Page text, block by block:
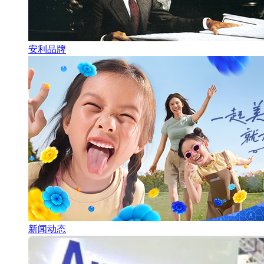
安利品牌
新闻动态